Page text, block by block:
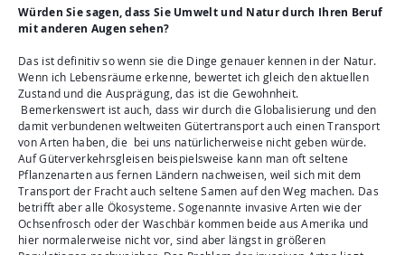
Würden Sie sagen, dass Sie Umwelt und Natur durch Ihren Beruf
mit anderen Augen sehen?
Das ist definitiv so wenn sie die Dinge genauer kennen in der Natur.
Wenn ich Lebensräume erkenne, bewertet ich gleich den aktuellen
Zustand und die Ausprägung, das ist die Gewohnheit.
Bemerkenswert ist auch, dass wir durch die Globalisierung und den
damit verbundenen weltweiten Gütertransport auch einen Transport
von Arten haben, die bei uns natürlicherweise nicht geben würde.
Auf Güterverkehrsgleisen beispielsweise kann man oft seltene
Pflanzenarten aus fernen Ländern nachweisen, weil sich mit dem
Transport der Fracht auch seltene Samen auf den Weg machen. Das
betrifft aber alle Ökosysteme. Sogenannte invasive Arten wie der
Ochsenfrosch oder der Waschbär kommen beide aus Amerika und
hier normalerweise nicht vor, sind aber längst in größeren